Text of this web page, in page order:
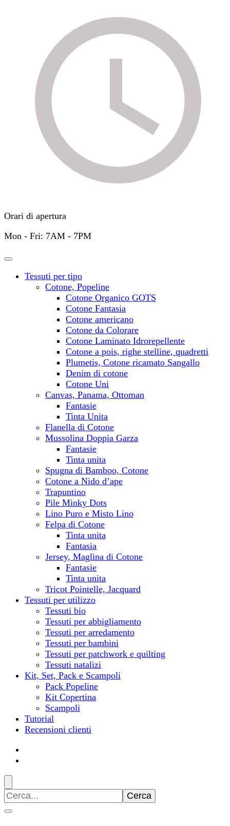
Orari di apertura
Mon - Fri: 7AM - 7PM
Tessuti per tipo
Cotone, Popeline
Cotone Organico GOTS
Cotone Fantasia
Cotone americano
Cotone da Colorare
Cotone Laminato Idrorepellente
Cotone a pois, righe stelline, quadretti
Plumetis, Cotone ricamato Sangallo
Denim di cotone
Cotone Uni
Canvas, Panama, Ottoman
Fantasie
Tinta Unita
Flanella di Cotone
Mussolina Doppia Garza
Fantasie
Tinta unita
Spugna di Bamboo, Cotone
Cotone a Nido d’ape
Trapuntino
Pile Minky Dots
Lino Puro e Misto Lino
Felpa di Cotone
Tinta unita
Fantasia
Jersey, Maglina di Cotone
Fantasie
Tinta unita
Tricot Pointelle, Jacquard
Tessuti per utilizzo
Tessuti bio
Tessuti per abbigliamento
Tessuti per arredamento
Tessuti per bambini
Tessuti per patchwork e quilting
Tessuti natalizi
Kit, Set, Pack e Scampoli
Pack Popeline
Kit Copertina
Scampoli
Tutorial
Recensioni clienti
Ricerca
per: